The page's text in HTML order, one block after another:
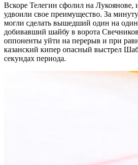
Вскоре Телегин сфолил на Лукоянове,
удвоили свое преимущество. За
могли сделать вышедший один на
добивавший шайбу в ворота
оппоненты уйти на перерыв и при
казанский кипер опасный выстрел
секундах периода.